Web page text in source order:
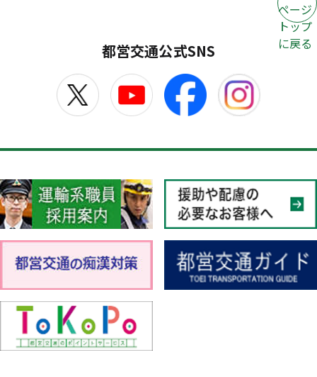
ページ
トップ
に戻る
都営交通公式SNS